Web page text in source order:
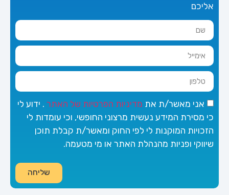
אליכם
אני מאשר/ת את מדיניות הפרטיות של האתר . ידוע לי
כי מסירת המידע נעשית מרצוני החופשי, וכי עומדות לי
הזכויות המוקנות לי לפי החוק ומאשר/ת קבלת תוכן
שיווקי ופניות מהנהלת האתר או מי מטעמה.
שליחה